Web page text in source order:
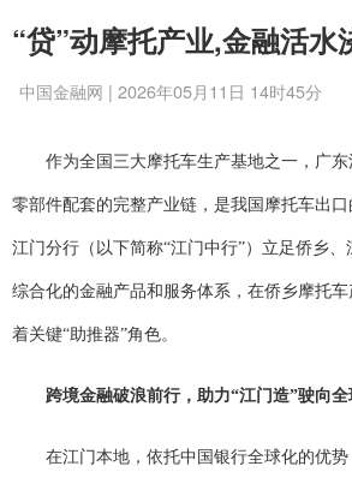
“贷”动摩托产业,金融活水
中国金融网 | 2026年05月11日 14时45分
作为全国三大摩托车生产基地之一，广
零部件配套的完整产业链，是我国摩托车出
江门分行（以下简称“江门中行”）立足侨乡
综合化的金融产品和服务体系，在侨乡摩托
着关键“助推器”角色。
跨境金融破浪前行，助力“江门造”驶向全
在江门本地，依托中国银行全球化的优